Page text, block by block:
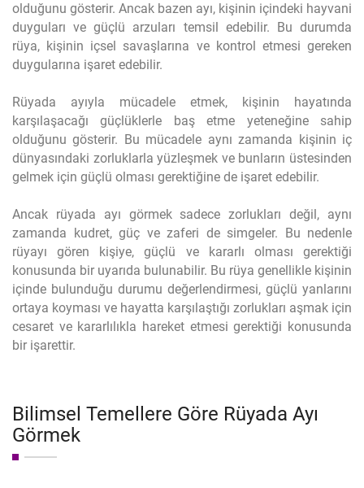
olduğunu gösterir. Ancak bazen ayı, kişinin içindeki hayvani
duyguları ve güçlü arzuları temsil edebilir. Bu durumda
rüya, kişinin içsel savaşlarına ve kontrol etmesi gereken
duygularına işaret edebilir.
Rüyada ayıyla mücadele etmek, kişinin hayatında
karşılaşacağı güçlüklerle baş etme yeteneğine sahip
olduğunu gösterir. Bu mücadele aynı zamanda kişinin iç
dünyasındaki zorluklarla yüzleşmek ve bunların üstesinden
gelmek için güçlü olması gerektiğine de işaret edebilir.
Ancak rüyada ayı görmek sadece zorlukları değil, aynı
zamanda kudret, güç ve zaferi de simgeler. Bu nedenle
rüyayı gören kişiye, güçlü ve kararlı olması gerektiği
konusunda bir uyarıda bulunabilir. Bu rüya genellikle kişinin
içinde bulunduğu durumu değerlendirmesi, güçlü yanlarını
ortaya koyması ve hayatta karşılaştığı zorlukları aşmak için
cesaret ve kararlılıkla hareket etmesi gerektiği konusunda
bir işarettir.
Bilimsel Temellere Göre Rüyada Ayı
Görmek